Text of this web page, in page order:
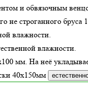
и обвязочным
не строганного
влажности.
влажности.
мм. На неё
40х150мм